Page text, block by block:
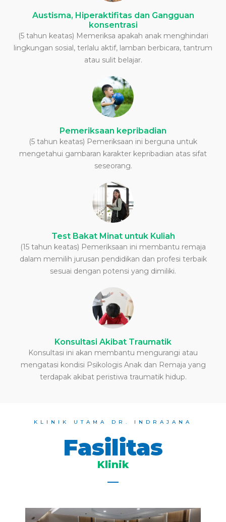
Austisma, Hiperaktifitas dan Gangguan
konsentrasi
(5 tahun keatas) Memeriksa apakah anak menghindari
lingkungan sosial, terlalu aktif, lamban berbicara, tantrum
atau sulit belajar.
Pemeriksaan kepribadian
(5 tahun keatas) Pemeriksaan ini berguna untuk
mengetahui gambaran karakter kepribadian atas sifat
seseorang.
Test Bakat Minat untuk Kuliah
(15 tahun keatas) Pemeriksaan ini membantu remaja
dalam memilih jurusan pendidikan dan profesi terbaik
sesuai dengan potensi yang dimiliki.
Konsultasi Akibat Traumatik
Konsultasi ini akan membantu mengurangi atau
mengatasi kondisi Psikologis Anak dan Remaja yang
terdapak akibat peristiwa traumatik hidup.
KLINIK UTAMA DR. INDRAJANA
Fasilitas
Klinik